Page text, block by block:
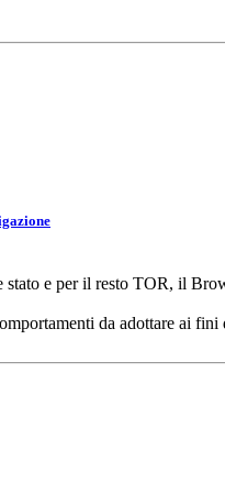
e per il resto TOR, il
da adottare ai fini